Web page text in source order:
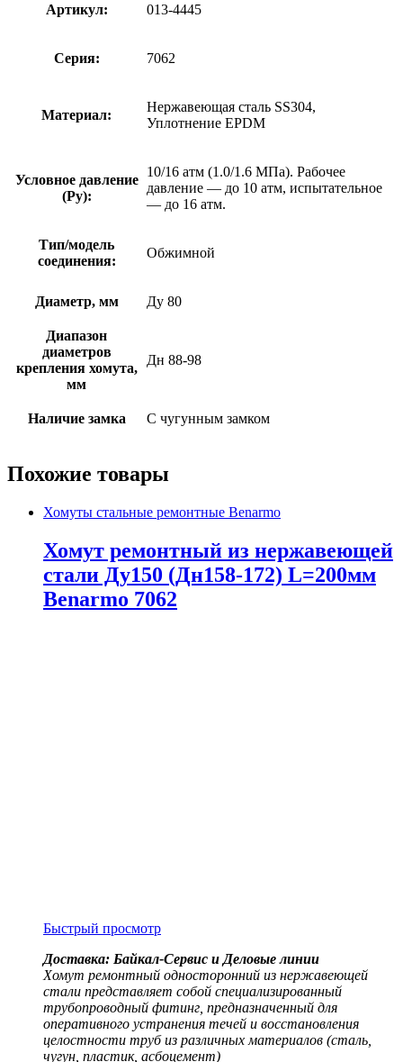
Артикул: 013-4445
Серия: 7062
Материал:
Нержавеющая сталь SS304,
Уплотнение EPDM
Условное давление
(Ру):
10/16 атм (1.0/1.6 МПа). Рабочее
давление — до 10 атм, испытательное
— до 16 атм.
Тип/модель
соединения:
Обжимной
Диаметр, мм Ду 80
Диапазон
диаметров
крепления хомута,
мм
Дн 88-98
Наличие замка С чугунным замком
Похожие товары
Хомуты стальные ремонтные Benarmo
Хомут ремонтный из нержавеющей
стали Ду150 (Дн158-172) L=200мм
Benarmo 7062
Быстрый просмотр
Доставка: Байкал-Сервис и Деловые линии
Хомут ремонтный односторонний из нержавеющей
стали представляет собой специализированный
трубопроводный фитинг, предназначенный для
оперативного устранения течей и восстановления
целостности труб из различных материалов (сталь,
чугун, пластик, асбоцемент)